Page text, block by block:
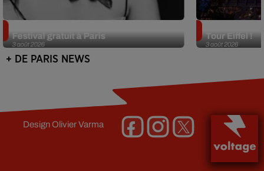
3 août 2026
Festival gratuit à Paris
3 août 2026
Tour Eiffel !
+ DE PARIS NEWS
DesignOlivier Varma